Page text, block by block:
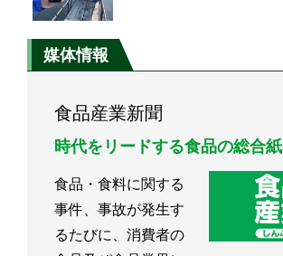
媒体情報
食品産業新聞
時代をリードする食品の総合紙
食品・食料に関する
事件、事故が発生す
るたびに、消費者の